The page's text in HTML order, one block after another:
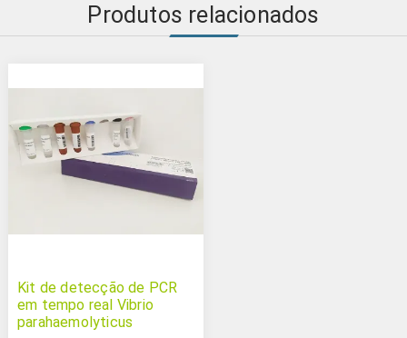
Produtos relacionados
Kit de detecção de PCR
em tempo real Vibrio
parahaemolyticus